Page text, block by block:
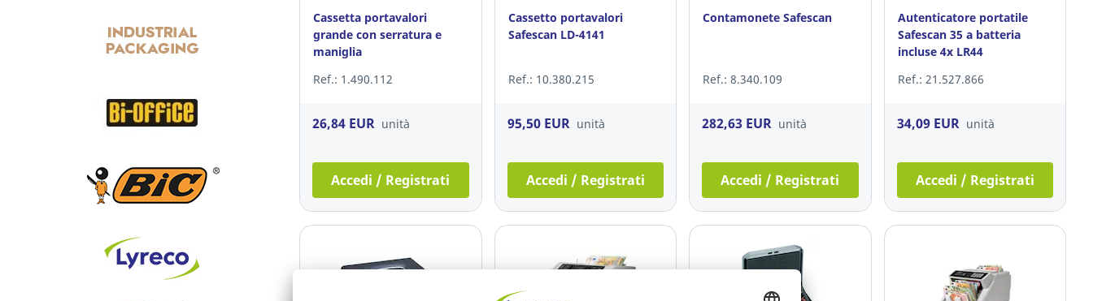
Cassetta portavalori
grande con serratura e
maniglia
Ref.: 1.490.112
26,84 EUR unità
Accedi / Registrati
Cassetto portavalori
Safescan LD-4141
Ref.: 10.380.215
95,50 EUR unità
Accedi / Registrati
Contamonete Safescan
Ref.: 8.340.109
282,63 EUR unità
Accedi / Registrati
Autenticatore portatile
Safescan 35 a batteria
incluse 4x LR44
Ref.: 21.527.866
34,09 EUR unità
Accedi / Registrati